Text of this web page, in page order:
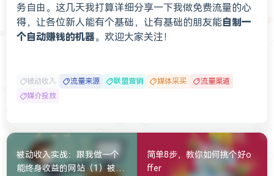
务自由。这几天我打算详细分享一下我做免费流量的心
得，让各位新人能有个基础，让有基础的朋友能自制一
个自动赚钱的机器。欢迎大家关注！
被动收入 流量来源 联盟营销 媒体采买
流量渠道
媒介投放
被动收入实战：跟我做一个
能终身收益的网站（1）被动
简单8步，教你如何挑个好o
ffer